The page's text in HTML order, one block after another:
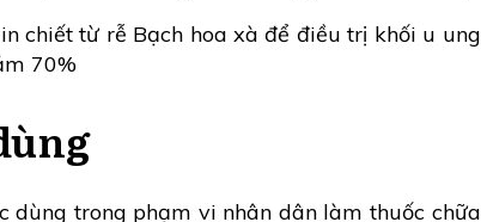
chiết từ rễ Bạch hoa xà để điều trị khối u ung
70%
dùng trong phạm vi nhân dân làm thuốc chữa